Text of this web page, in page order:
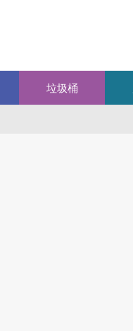
垃圾桶